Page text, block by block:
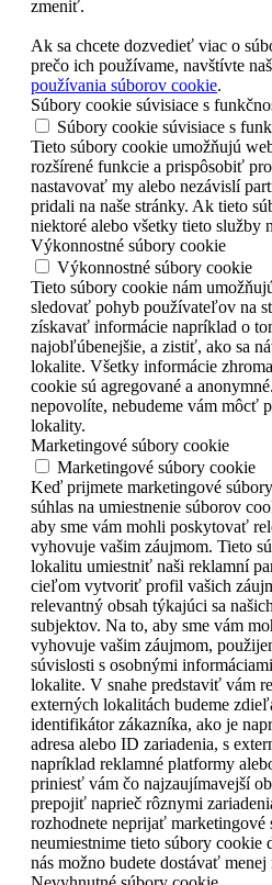
zmeniť.
Ak sa chcete dozvedieť viac o
prečo ich používame, navštívte
používania súborov cookie.
Súbory cookie súvisiace s
Súbory cookie súvisiace s
Tieto súbory cookie umožňujú
rozšírené funkcie a prispôsobiť
nastavovať my alebo nezávislí
pridali na naše stránky. Ak tieto
niektoré alebo všetky tieto služby
Výkonnostné súbory cookie
Výkonnostné súbory cookie
Tieto súbory cookie nám
sledovať pohyb používateľov na
získavať informácie napríklad o
najobľúbenejšie, a zistiť, ako sa
lokalite. Všetky informácie
cookie sú agregované a
nepovolíte, nebudeme vám môcť
lokality.
Marketingové súbory cookie
Marketingové súbory cookie
Keď prijmete marketingové
súhlas na umiestnenie súborov
aby sme vám mohli poskytovať
vyhovuje vašim záujmom. Tieto
lokalitu umiestniť naši reklamní
cieľom vytvoriť profil vašich
relevantný obsah týkajúci sa
subjektov. Na to, aby sme vám
vyhovuje vašim záujmom,
súvislosti s osobnými
lokalite. V snahe predstaviť vám
externých lokalitách budeme
identifikátor zákazníka, ako je
adresa alebo ID zariadenia, s
napríklad reklamné platformy
priniesť vám čo najzaujímavejší
prepojiť naprieč rôznymi
rozhodnete neprijať marketingové
neumiestnime tieto súbory cookie
nás možno budete dostávať menej